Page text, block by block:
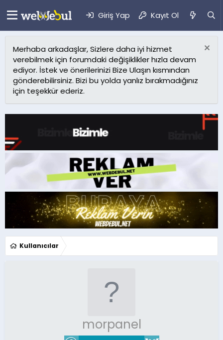
Giriş Yap Kayıt Ol
Merhaba arkadaşlar, Sizlere daha iyi hizmet
verebilmek için forumdaki değişiklikler hızla devam
ediyor. İstek ve önerilerinizi Bize Ulaşın kısmından
gönderebilirsiniz. Bizi bu yolda yanlız bırakmadığınız
için teşekkür ederiz.
Kullanıcılar
morpanel